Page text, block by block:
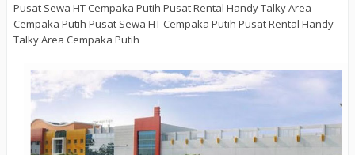
Pusat Sewa HT Cempaka Putih Pusat Rental Handy Talky Area
Cempaka Putih Pusat Sewa HT Cempaka Putih Pusat Rental Handy
Talky Area Cempaka Putih